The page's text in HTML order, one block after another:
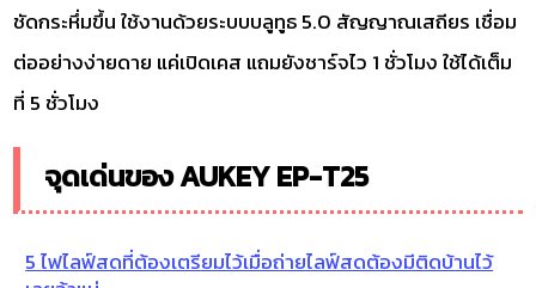
ชัดกระหึ่มขึ้น ใช้งานด้วยระบบบลูทูธ 5.0 สัญญาณเสถียร เชื่อม
ต่ออย่างง่ายดาย แค่เปิดเคส แถมยังชาร์จไว 1 ชั่วโมง ใช้ได้เต็ม
ที่ 5 ชั่วโมง
จุดเด่นของ AUKEY EP-T25
5 ไฟไลฟ์สดที่ต้องเตรียมไว้เมื่อถ่ายไลฟ์สดต้องมีติดบ้านไว้